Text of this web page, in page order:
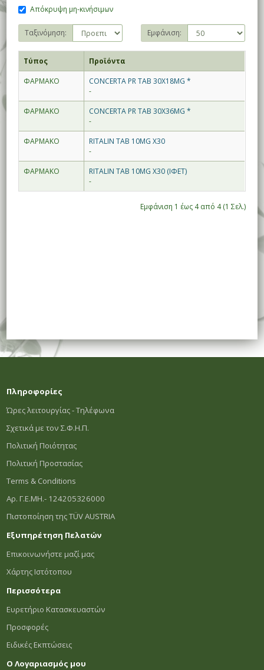
Απόκρυψη μη-κινήσιμων
Ταξινόμηση: Εμφάνιση:
Τύπος
Προϊόντα
ΦΑΡΜΑΚΟ
CONCERTA PR TAB 30X18MG *
-
ΦΑΡΜΑΚΟ
CONCERTA PR TAB 30X36MG *
-
ΦΑΡΜΑΚΟ
RITALIN TAB 10MG X30
-
ΦΑΡΜΑΚΟ
RITALIN TAB 10MG X30 (ΙΦΕΤ)
-
Εμφάνιση 1 έως 4 από 4 (1 Σελ.)
Πληροφορίες
Ώρες λειτουργίας - Τηλέφωνα
Σχετικά με τον Σ.Φ.Η.Π.
Πολιτική Ποιότητας
Πολιτική Προστασίας
Terms & Conditions
Αρ. Γ.Ε.ΜΗ.- 124205326000
Πιστοποίηση της TÜV AUSTRIA
Εξυπηρέτηση Πελατών
Επικοινωνήστε μαζί μας
Χάρτης Ιστότοπου
Περισσότερα
Ευρετήριο Κατασκευαστών
Προσφορές
Ειδικές Εκπτώσεις
Ο Λογαριασμός μου